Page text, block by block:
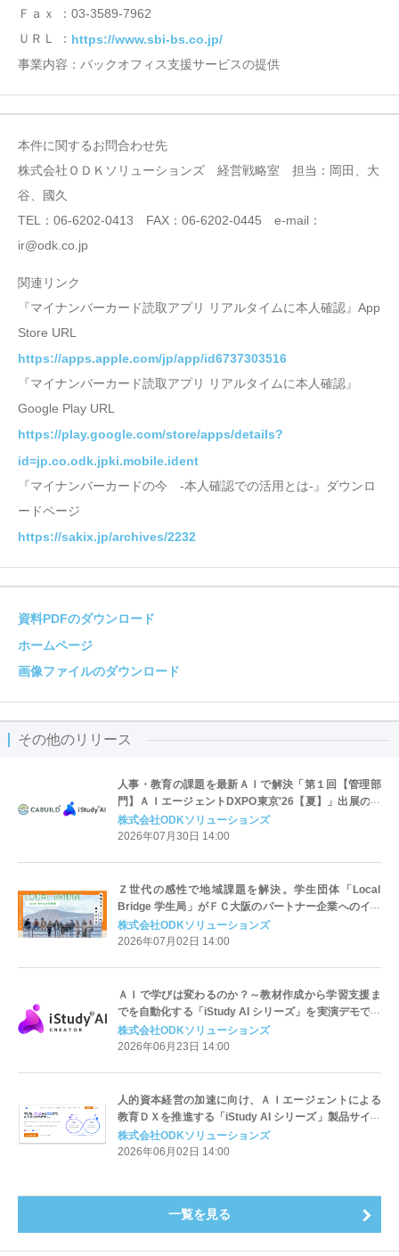
Ｆａｘ ：03-3589-7962
ＵＲＬ ： https://www.sbi-bs.co.jp/
事業内容：バックオフィス支援サービスの提供
本件に関するお問合わせ先
株式会社ＯＤＫソリューションズ 経営戦略室 担当：岡田、大
谷、國久
TEL：06-6202-0413 FAX：06-6202-0445 e-mail：
ir@odk.co.jp
関連リンク
『マイナンバーカード読取アプリ リアルタイムに本人確認』App
Store URL
https://apps.apple.com/jp/app/id6737303516
『マイナンバーカード読取アプリ リアルタイムに本人確認』
Google Play URL
https://play.google.com/store/apps/details?
id=jp.co.odk.jpki.mobile.ident
『マイナンバーカードの今 -本人確認での活用とは-』ダウンロ
ードページ
https://sakix.jp/archives/2232
資料PDFのダウンロード
ホームページ
画像ファイルのダウンロード
その他のリリース
人事・教育の課題を最新ＡＩで解決「第１回【管理部
門】ＡＩエージェントDXPO東京'26【夏】」出展のお
知らせ
株式会社ODKソリューションズ
2026年07月30日 14:00
Ｚ世代の感性で地域課題を解決。学生団体「Local
Bridge 学生局」がＦＣ大阪のパートナー企業へのイン
タビュープロジェクトを開始
株式会社ODKソリューションズ
2026年07月02日 14:00
ＡＩで学びは変わるのか？～教材作成から学習支援ま
でを自動化する「iStudy AI シリーズ」を実演デモでご
紹介～
株式会社ODKソリューションズ
2026年06月23日 14:00
人的資本経営の加速に向け、ＡＩエージェントによる
教育ＤＸを推進する「iStudy AI シリーズ」製品サイト
を公開
株式会社ODKソリューションズ
2026年06月02日 14:00
一覧を見る